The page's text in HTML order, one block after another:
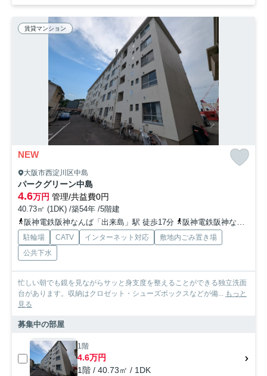
賃貸マンション
NEW
大阪市西淀川区中島
パークグリーン中島
4.6万円 管理/共益費0円
40.73㎡ (1DK) /築54年 /5階建
阪神電鉄阪神なんば「出来島」駅 徒歩17分
阪神電鉄阪神なんば「福」駅 徒歩28分
駐輪場 CATV インターネット対応
敷地内ごみ置き場
公共下水
忙しい朝でも鏡を見ながらサッと身支度を整えることができる独立洗面
台があります。収納はクロゼット・シューズボックスなどが備... もっと
見る
募集中の部屋
1階
4.6万円
1階 / 40.73㎡ / 1DK